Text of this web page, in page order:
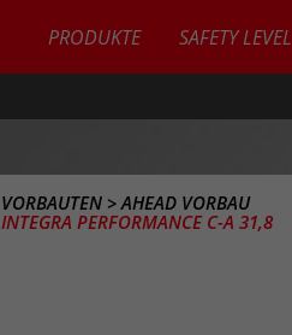
PRODUKTE SAFETY LEVEL
VORBAUTEN >AHEAD VORBAU
INTEGRA PERFORMANCE C-A 31,8